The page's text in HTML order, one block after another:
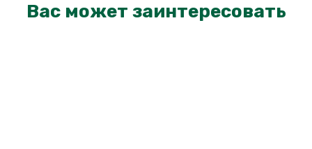
Вас может заинтересовать